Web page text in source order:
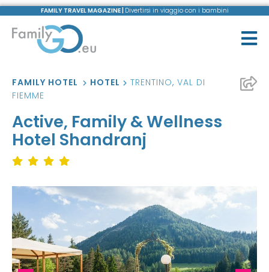
FAMILY TRAVEL MAGAZINE | Divertirsi in viaggio con i bambini
FAMILY HOTEL HOTEL TRENTINO, VAL DI
FIEMME
Active, Family & Wellness
Hotel Shandranj